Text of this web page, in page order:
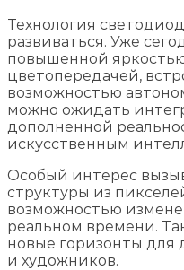
Технология
развиваться. Уже
повышенной
цветопередачей,
возможностью
можно ожидать
дополненной
искусственным
Особый интерес
структуры из
возможностью
реальном времени.
новые горизонты для
и художников.